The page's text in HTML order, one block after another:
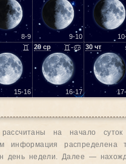
8-9 9-10
♊
15-16
29 ср ♊-♋
16-17
30 чт
на начало
информация распределена
день недели. Далее —